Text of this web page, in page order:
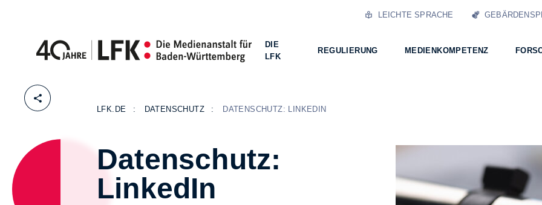
Zum Inhalt springen
DIE
LFK
REGULIERUNG MEDIENKOMPETENZ
LEICHTE SPRACHE
LFK.DE DATENSCHUTZ DATENSCHUTZ: LINKEDIN
Datenschutz:
LinkedIn